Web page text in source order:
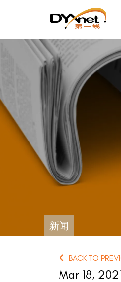
新闻
BACK TO
Mar 18,